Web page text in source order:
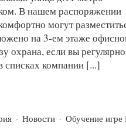
В нашем распоряжении
могут
на 3-ем этаже
охрана, если вы регулярно
списках компании [...]
· Новости · Обучение игре